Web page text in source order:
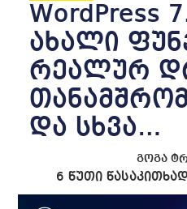
WordPress
ახალი
რეალურ
და სხვა…
გოგა
6 წუთი წასაკითხად